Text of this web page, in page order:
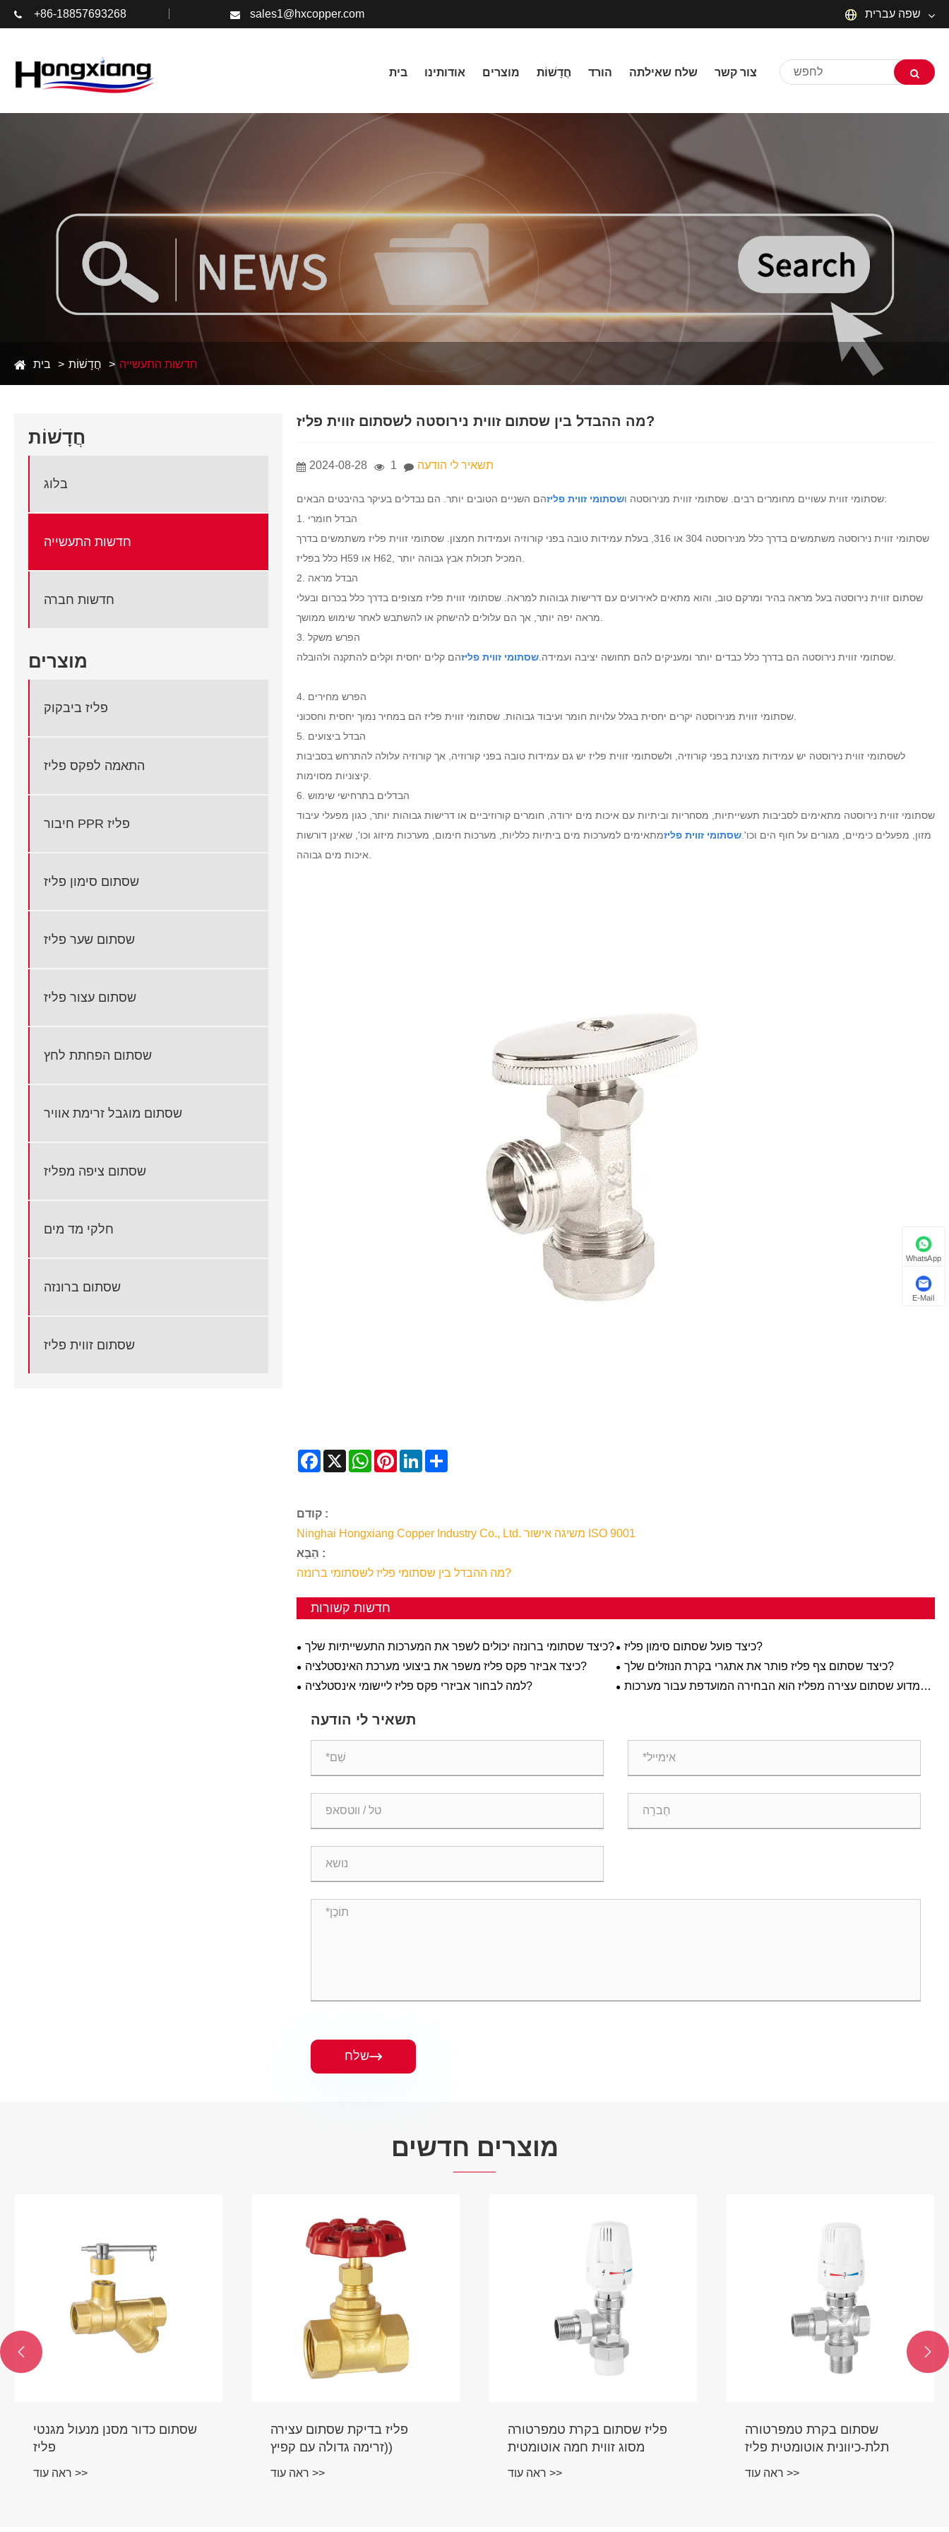
+86-18857693268 sales1@hxcopper.com שפה עברית
שפה עברית
O'zbek
Italiano
Polski
Svenska
ελληνικά
Қазақша
בית אודותינו מוצרים חֲדָשׁוֹת הורד שלח שאילתה צור קשר
בית חֲדָשׁוֹת חדשות התעשייה
חֲדָשׁוֹת
בלוג
חדשות התעשייה
חדשות חברה
מוצרים
פליז ביבקוק
התאמה לפקס פליז
חיבור PPR פליז
שסתום סימון פליז
שסתום שער פליז
שסתום עצור פליז
שסתום הפחתת לחץ
שסתום מוגבל זרימת אוויר
שסתום ציפה מפליז
חלקי מד מים
שסתום ברונזה
שסתום זווית פליז
מה ההבדל בין שסתום זווית נירוסטה לשסתום זווית פליז?
2024-08-28 1 תשאיר לי הודעה
שסתומי זווית עשויים מחומרים רבים. שסתומי זווית מנירוסטה ושסתומי זווית פליז
הם השניים הטובים יותר. הם נבדלים בעיקר בהיבטים הבאים:
1. הבדל חומרי
שסתומי זווית נירוסטה משתמשים בדרך כלל מנירוסטה 304 או 316, בעלת עמידות טובה בפני קורוזיה ועמידות חמצון. שסתומי זווית פליז משתמשים בדרך
2. הבדל מראה
שסתום זווית נירוסטה בעל מראה בהיר ומרקם טוב, והוא מתאים לאירועים עם דרישות גבוהות למראה. שסתומי זווית פליז מצופים בדרך כלל בכרום ובעלי
3. הפרש משקל
שסתומי זווית נירוסטה הם בדרך כלל כבדים יותר ומעניקים להם תחושה יציבה ועמידה. שסתומי זווית פליז
4. הפרש מחירים
5. הבדל ביצועים
לשסתומי זווית נירוסטה יש עמידות מצוינת בפני קורוזיה, ולשסתומי זווית פליז יש גם עמידות טובה בפני קורוזיה, אך קורוזיה עלולה להתרחש בסביבות
6. הבדלים בתרחישי שימוש
שסתומי זווית נירוסטה מתאימים לסביבות תעשייתיות, מסחריות וביתיות עם איכות מים ירודה, חומרים קורוזיביים או דרישות גבוהות יותר, כגון מפעלי עיבוד
מזון, מפעלים כימיים, מגורים על חוף הים וכו'. שסתומי זווית פליזמתאימים למערכות מים ביתיות כלליות, מערכות חימום, מערכות מיזוג וכו', שאינן דורשות
Facebook
X WhatsAppPinterestLinkedIn
קודם :
Ninghai Hongxiang Copper Industry Co., Ltd. משיגה אישור ISO 9001
הַבָּא :
מה ההבדל בין שסתומי פליז לשסתומי ברונזה?
חדשות קשורות
כיצד שסתומי ברונזה יכולים לשפר את המערכות התעשייתיות שלך?
כיצד פועל שסתום סימון פליז?
כיצד אביזר פקס פליז משפר את ביצועי מערכת האינסטלציה?
כיצד שסתום צף פליז פותר את אתגרי בקרת הנוזלים שלך?
למה לבחור אביזרי פקס פליז ליישומי אינסטלציה?
מדוע שסתום עצירה מפליז הוא הבחירה המועדפת עבור מערכות
תשאיר לי הודעה
שלח
מוצרים חדשים
שסתום כדור מסנן מנעול מגנטי
פליז
ראה עוד >>
פליז בדיקת שסתום עצירה
(זרימה גדולה עם קפיץ)
ראה עוד >>
פליז שסתום בקרת טמפרטורה
מסוג זווית חמה אוטומטית
ראה עוד >>
שסתום בקרת טמפרטורה
תלת-כיוונית אוטומטית פליז
ראה עוד >>
 
WhatsApp
E-Mail